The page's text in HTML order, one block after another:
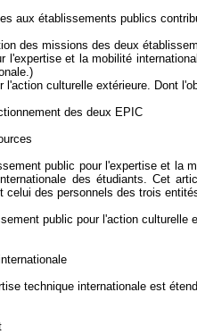
aux établissements publics
des missions des deux
l'expertise et la mobilité
culturelle extérieure. Dont
des deux EPIC
public pour l'expertise et la
des étudiants. Cet
celui des personnels des trois
public pour l'action culturelle
technique internationale est